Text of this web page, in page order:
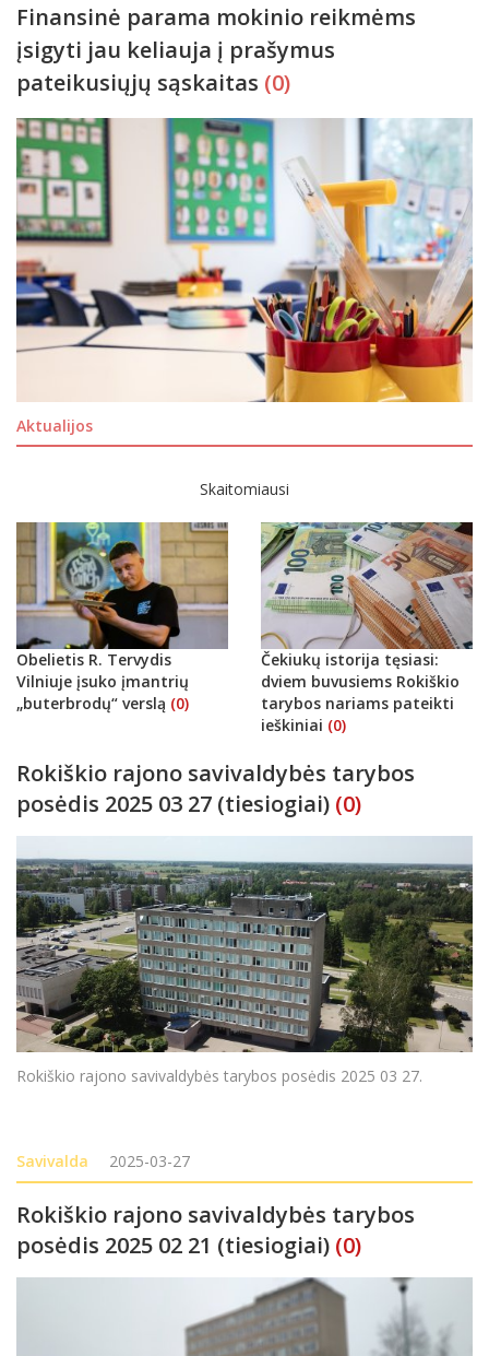
Finansinė parama mokinio reikmėms
įsigyti jau keliauja į prašymus
pateikusiųjų sąskaitas (0)
Aktualijos
Skaitomiausi
Obelietis R. Tervydis
Vilniuje įsuko įmantrių
„buterbrodų“ verslą (0)
Čekiukų istorija tęsiasi:
dviem buvusiems Rokiškio
tarybos nariams pateikti
ieškiniai (0)
Rokiškio rajono savivaldybės tarybos
posėdis 2025 03 27 (tiesiogiai) (0)
Rokiškio rajono savivaldybės tarybos posėdis 2025 03 27.
Savivalda 2025-03-27
Rokiškio rajono savivaldybės tarybos
posėdis 2025 02 21 (tiesiogiai) (0)